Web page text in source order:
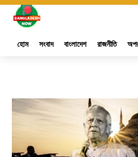
হোম সংবাদ বাংলাদেশ রাজনীতি